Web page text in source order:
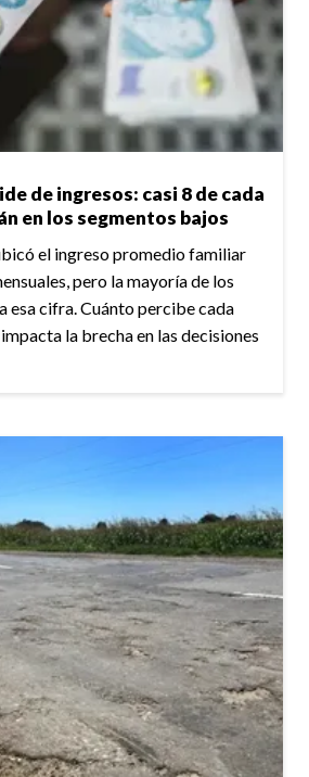
de ingresos: casi 8 de cada
en los segmentos bajos
el ingreso promedio familiar
pero la mayoría de los
esa cifra. Cuánto percibe cada
la brecha en las decisiones